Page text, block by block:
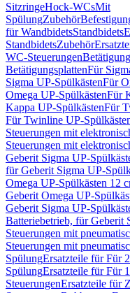
SitzringeHock-WCsMit
SpülungZubehör
für WandbidetsStandbidets
StandbidetsZubehör
WC-Steuerungen
BetätigungsplattenFür
Sigma UP-SpülkästenFür
Omega UP-SpülkästenFür
Kappa UP-SpülkästenFür
Für Twinline UP-
Steuerungen mit
Steuerungen mit
Geberit Sigma UP-
für Geberit Sigma UP-
Omega UP-Spülkästen 12
Geberit Omega UP-
Geberit Sigma UP-
Batteriebetrieb, für Geberit
Steuerungen mit
Steuerungen mit
SpülungErsatzteile für Für
SpülungErsatzteile für Für
SteuerungenErsatzteile für